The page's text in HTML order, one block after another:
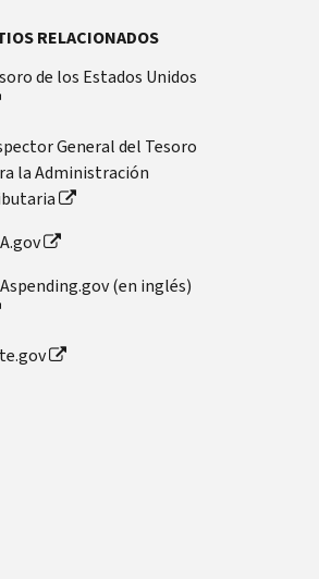
RELACIONADOS
de los Estados Unidos
General del Tesoro
la Administración
(en inglés)